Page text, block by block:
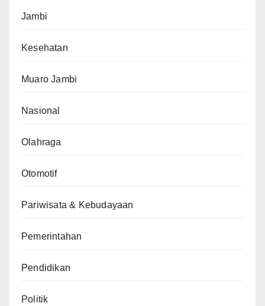
Jambi
Kesehatan
Muaro Jambi
Nasional
Olahraga
Otomotif
Pariwisata & Kebudayaan
Pemerintahan
Pendidikan
Politik